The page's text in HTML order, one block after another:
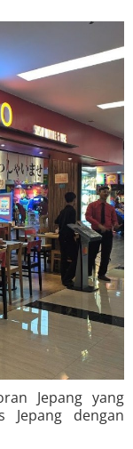
Jepang yang
Jepang dengan